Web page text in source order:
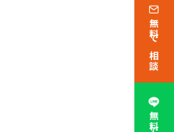
無料で相談